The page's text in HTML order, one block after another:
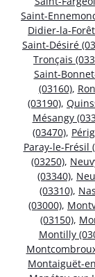
Saint-
Didier-la-
Saint-Désiré
Tronçais
Saint-
(03160),
(03190),
Mésangy
(03470),
Paray-le-Frésil
(03250),
(03340),
(03310),
(03000),
(03150),
Montilly
Montaiguët-